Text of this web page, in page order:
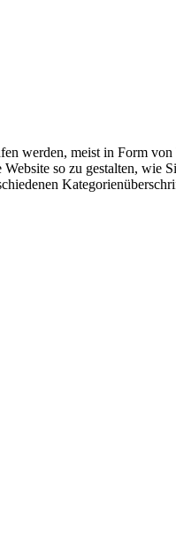
werden, meist in Form
so zu gestalten, wie